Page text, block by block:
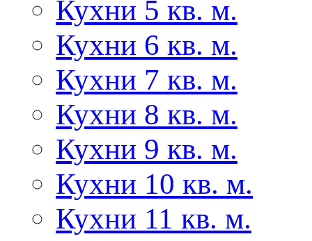
Кухни 5 кв. м.
Кухни 6 кв. м.
Кухни 7 кв. м.
Кухни 8 кв. м.
Кухни 9 кв. м.
Кухни 10 кв. м.
Кухни 11 кв. м.